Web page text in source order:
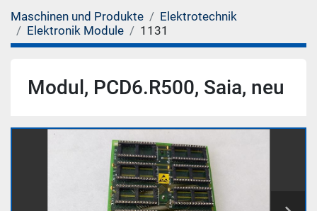
Maschinen und Produkte
Elektrotechnik
Elektronik Module
1131
Modul, PCD6.R500, Saia, neu